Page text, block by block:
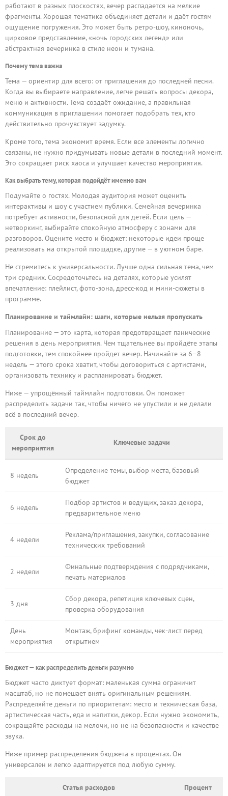
работают в разных плоскостях, вечер распадается на мелкие
фрагменты. Хорошая тематика объединяет детали и даёт гостям
ощущение погружения. Это может быть ретро-шоу, киноночь,
цирковое представление, «ночь городских легенд» или
абстрактная вечеринка в стиле неон и тумана.
Почему тема важна
Тема — ориентир для всего: от приглашения до последней песни.
Когда вы выбираете направление, легче решать вопросы декора,
меню и активности. Тема создаёт ожидание, а правильная
коммуникация в приглашении помогает подобрать тех, кто
действительно прочувствует задумку.
Кроме того, тема экономит время. Если все элементы логично
связаны, не нужно придумывать новые детали в последний момент.
Это сокращает риск хаоса и улучшает качество мероприятия.
Как выбрать тему, которая подойдёт именно вам
Подумайте о гостях. Молодая аудитория может оценить
интерактивы и шоу с участием публики. Семейная вечеринка
потребует активности, безопасной для детей. Если цель —
нетворкинг, выбирайте спокойную атмосферу с зонами для
разговоров. Оцените место и бюджет: некоторые идеи проще
реализовать на открытой площадке, другие — в уютном баре.
Не стремитесь к универсальности. Лучше одна сильная тема, чем
три средних. Сосредоточьтесь на деталях, которые усилят
впечатление: плейлист, фото-зона, дресс-код и мини-сюжеты в
программе.
Планирование и таймлайн: шаги, которые нельзя пропускать
Планирование — это карта, которая предотвращает панические
решения в день мероприятия. Чем тщательнее вы пройдёте этапы
подготовки, тем спокойнее пройдет вечер. Начинайте за 6–8
недель — этого срока хватит, чтобы договориться с артистами,
организовать технику и распланировать бюджет.
Ниже — упрощённый таймлайн подготовки. Он поможет
распределить задачи так, чтобы ничего не упустили и не делали
всё в последний вечер.
Срок до
мероприятия
Ключевые задачи
8 недель
Определение темы, выбор места, базовый
бюджет
6 недель
Подбор артистов и ведущих, заказ декора,
предварительное меню
4 недели
Реклама/приглашения, закупки, согласование
технических требований
2 недели
Финальные подтверждения с подрядчиками,
печать материалов
3 дня
Сбор декора, репетиция ключевых сцен,
проверка оборудования
День
мероприятия
Монтаж, брифинг команды, чек-лист перед
открытием
Бюджет — как распределить деньги разумно
Бюджет часто диктует формат: маленькая сумма ограничит
масштаб, но не помешает внять оригинальным решениям.
Распределяйте деньги по приоритетам: место и техническая база,
артистическая часть, еда и напитки, декор. Если нужно экономить,
сокращайте расходы на мелочи, но не на безопасности и качестве
звука.
Ниже пример распределения бюджета в процентах. Он
универсален и легко адаптируется под любую сумму.
Статья расходов Процент